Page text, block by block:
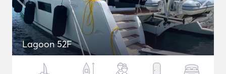
Lagoon 52F